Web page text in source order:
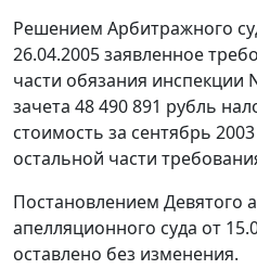
Решением Арбитражного
26.04.2005 заявленное
части обязания инспекции
зачета 48 490 891 рубль
стоимость за сентябрь
остальной части
Постановлением Девятого
апелляционного суда от
оставлено без изменения.